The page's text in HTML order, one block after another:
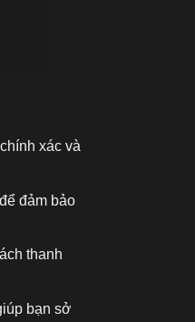
xác và
đảm bảo
thanh
bạn sở